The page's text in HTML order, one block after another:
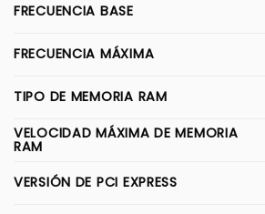
FRECUENCIA BASE
FRECUENCIA MÁXIMA
TIPO DE MEMORIA RAM
VELOCIDAD MÁXIMA DE MEMORIA
RAM
VERSIÓN DE PCI EXPRESS